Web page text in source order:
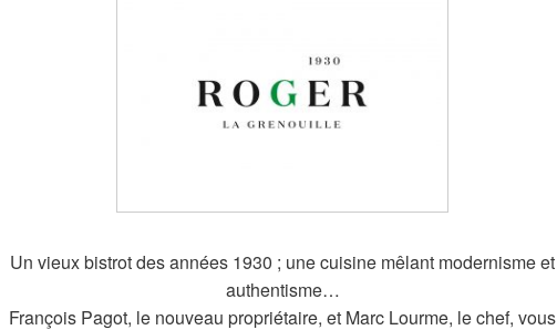
Un vieux bistrot des années 1930 ; une cuisine mêlant modernisme et
authentisme…
François Pagot, le nouveau propriétaire, et Marc Lourme, le chef, vous